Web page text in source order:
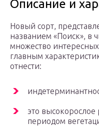
Описание и
Новый сорт,
названием «Поиск», в
множество
главным
отнести:
это высокорослое
периодом